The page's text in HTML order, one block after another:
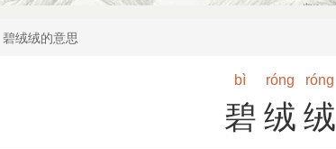
碧绒绒的意思
bì róng róng
碧绒绒